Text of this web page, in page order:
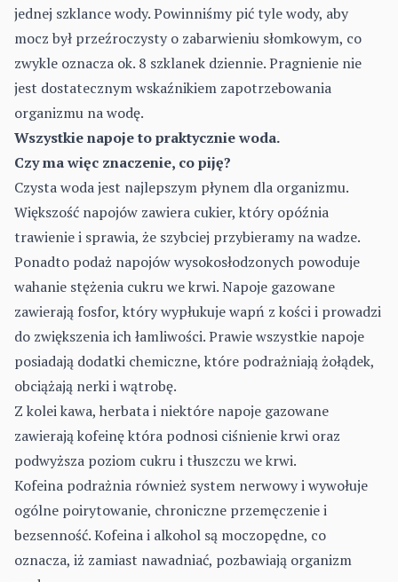
jednej szklance wody. Powinniśmy pić tyle wody, aby
mocz był przeźroczysty o zabarwieniu słomkowym, co
zwykle oznacza ok. 8 szklanek dziennie. Pragnienie nie
jest dostatecznym wskaźnikiem zapotrzebowania
organizmu na wodę.
Wszystkie napoje to praktycznie woda.
Czy ma więc znaczenie, co piję?
Czysta woda jest najlepszym płynem dla organizmu.
Większość napojów zawiera cukier, który opóźnia
trawienie i sprawia, że szybciej przybieramy na wadze.
Ponadto podaż napojów wysokosłodzonych powoduje
wahanie stężenia cukru we krwi. Napoje gazowane
zawierają fosfor, który wypłukuje wapń z kości i prowadzi
do zwiększenia ich łamliwości. Prawie wszystkie napoje
posiadają dodatki chemiczne, które podrażniają żołądek,
obciążają nerki i wątrobę.
Z kolei kawa, herbata i niektóre napoje gazowane
zawierają kofeinę która podnosi ciśnienie krwi oraz
podwyższa poziom cukru i tłuszczu we krwi.
Kofeina podrażnia również system nerwowy i wywołuje
ogólne poirytowanie, chroniczne przemęczenie i
bezsenność. Kofeina i alkohol są moczopędne, co
oznacza, iż zamiast nawadniać, pozbawiają organizm